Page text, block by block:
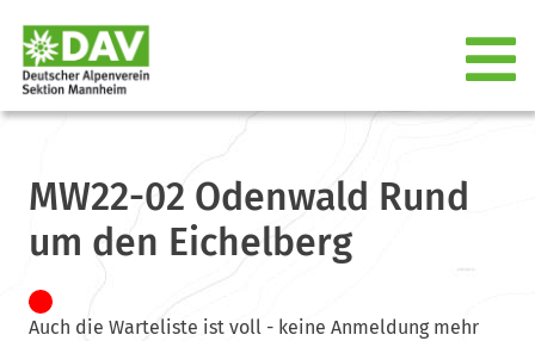
MW22-02 Odenwald Rund
um den Eichelberg
Auch die Warteliste ist voll - keine Anmeldung mehr